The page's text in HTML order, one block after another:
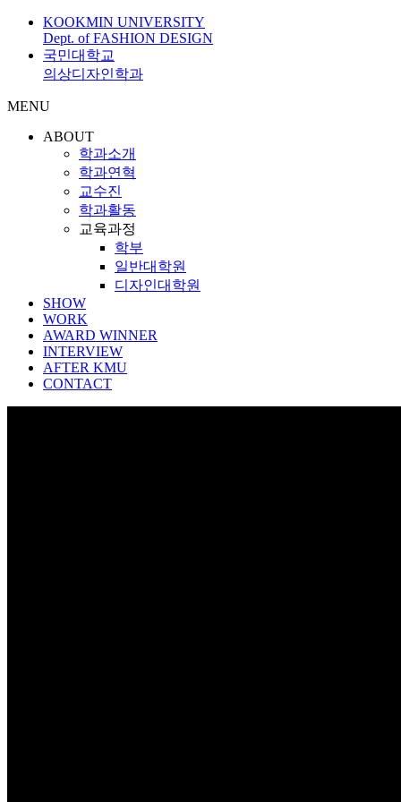
KOOKMIN UNIVERSITY
Dept. of FASHION DESIGN
국민대학교
의상디자인학과
MENU
ABOUT
학과소개
학과연혁
교수진
학과활동
교육과정
학부
일반대학원
디자인대학원
SHOW
WORK
AWARD WINNER
INTERVIEW
AFTER KMU
CONTACT